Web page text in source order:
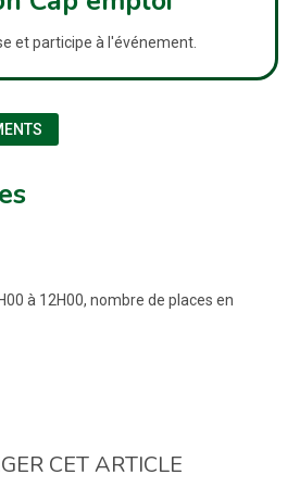
et participe à l'événement.
à 12H00, nombre de places en
CET ARTICLE